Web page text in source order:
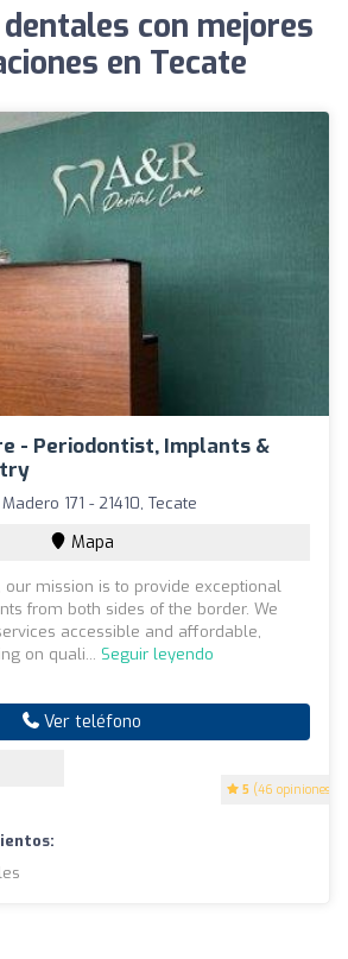
con mejores
en Tecate
- Periodontist, Implants &
5 (46 opiniones)
171 - 21410, Tecate
Mapa
our mission is to provide exceptional
from both sides of the border. We
accessible and affordable,
on quali... Seguir leyendo
Ver teléfono